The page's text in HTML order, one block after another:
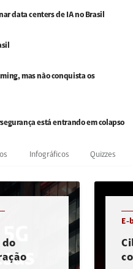
data centers de IA no Brasil
mas não conquista os
está entrando em colapso
Infográficos Quizzes
do
E-